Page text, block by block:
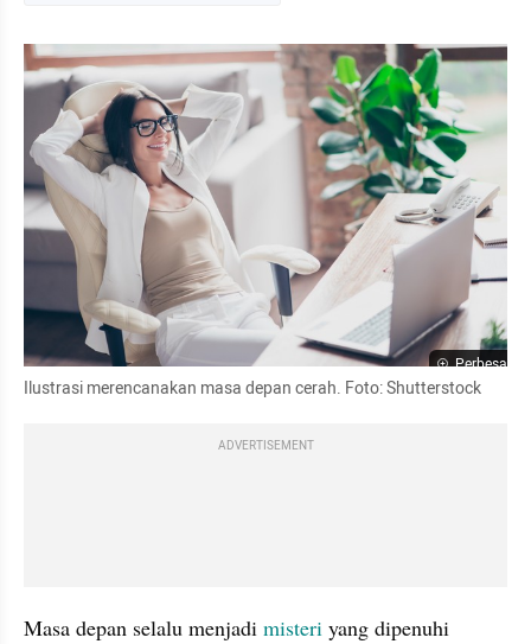
Perbesar
Ilustrasi merencanakan masa depan cerah. Foto: Shutterstock
ADVERTISEMENT
Masa depan selalu menjadi misteri yang dipenuhi